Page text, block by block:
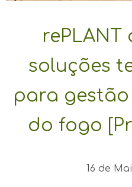
soluções
para
do fogo
16 de